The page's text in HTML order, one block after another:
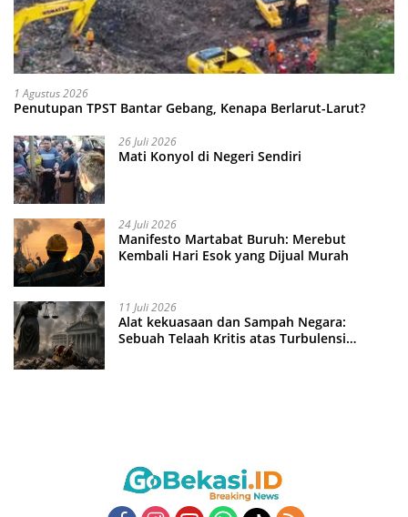
1 Agustus 2026
Penutupan TPST Bantar Gebang, Kenapa Berlarut-Larut?
26 Juli 2026
Mati Konyol di Negeri Sendiri
24 Juli 2026
Manifesto Martabat Buruh: Merebut
Kembali Hari Esok yang Dijual Murah
11 Juli 2026
Alat kekuasaan dan Sampah Negara:
Sebuah Telaah Kritis atas Turbulensi